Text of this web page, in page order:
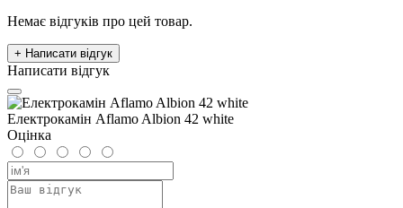
Немає відгуків про цей товар.
+ Написати відгук
Написати відгук
Електрокамін Aflamo Albion 42 white
Оцінка